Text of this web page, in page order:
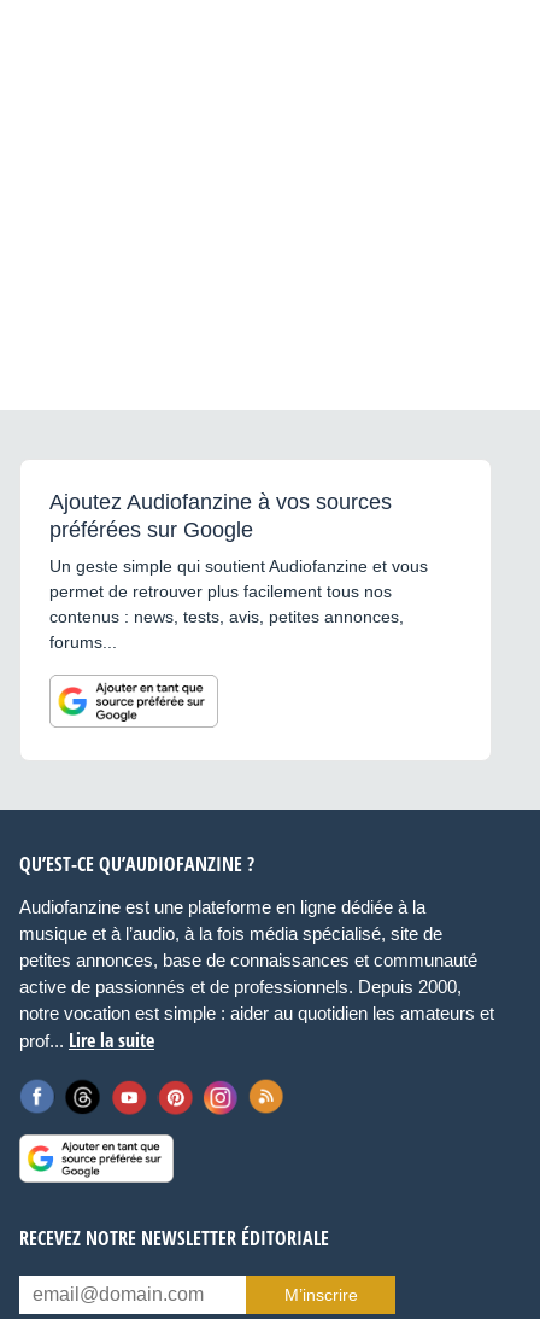
Ajoutez Audiofanzine à vos sources
préférées sur Google
Un geste simple qui soutient Audiofanzine et vous
permet de retrouver plus facilement tous nos
contenus : news, tests, avis, petites annonces,
forums...
QU’EST-CE QU’AUDIOFANZINE ?
Audiofanzine est une plateforme en ligne dédiée à la
musique et à l’audio, à la fois média spécialisé, site de
petites annonces, base de connaissances et communauté
active de passionnés et de professionnels. Depuis 2000,
notre vocation est simple : aider au quotidien les amateurs et
prof... Lire la suite
RECEVEZ NOTRE NEWSLETTER ÉDITORIALE
M’inscrire